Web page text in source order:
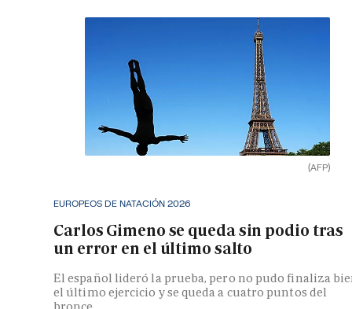
(AFP)
EUROPEOS DE NATACIÓN 2026
Carlos Gimeno se queda sin podio tras
un error en el último salto
El español lideró la prueba, pero no pudo finaliza
el último ejercicio y se queda a cuatro puntos del